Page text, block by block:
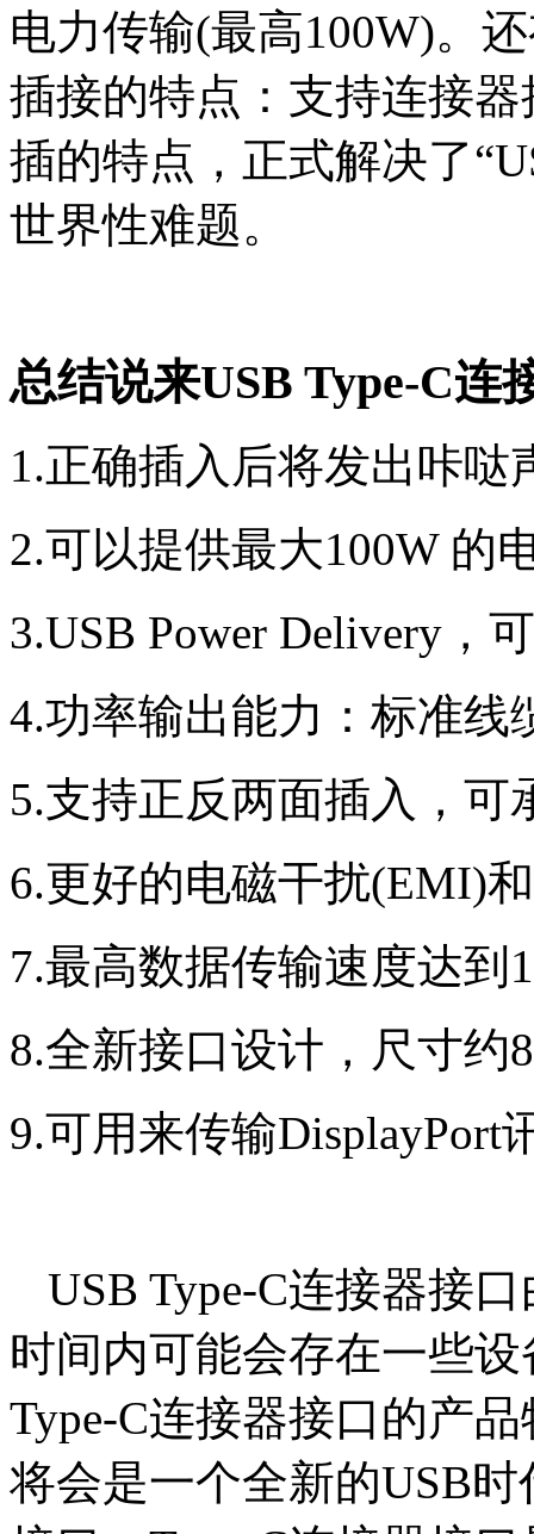
电力传输(最高100W)。
插接的特点：支持连接
插的特点，正式解决了
世界性难题。
总结说来USB Type-C连
1.正确插入后将发出咔哒
2.可以提供最大100W 的
3.USB Power Delivery，
4.功率输出能力：标准线
5.支持正反两面插入，可
6.更好的电磁干扰(EMI)
7.最高数据传输速度达到
8.全新接口设计，尺寸约
9.可用来传输DisplayPort
USB Type-C连接器接
时间内可能会存在一些
Type-C连接器接口的产
将会是一个全新的USB